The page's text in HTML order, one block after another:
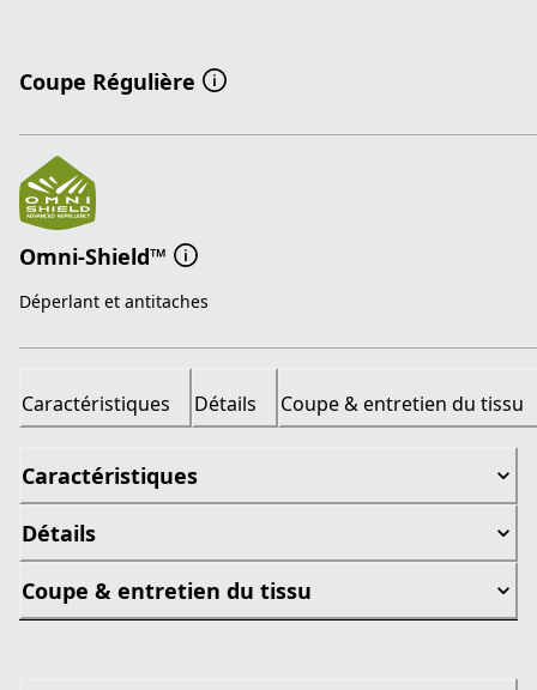
Coupe Régulière
Omni-Shield™
Déperlant et antitaches
Caractéristiques Détails Coupe & entretien du tissu
Caractéristiques
Détails
Coupe & entretien du tissu